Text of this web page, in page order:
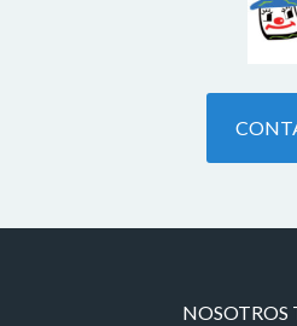
NOSOTROS